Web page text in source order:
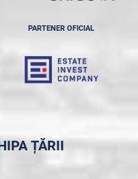
PARTENER OFICIAL
ȚĂRII